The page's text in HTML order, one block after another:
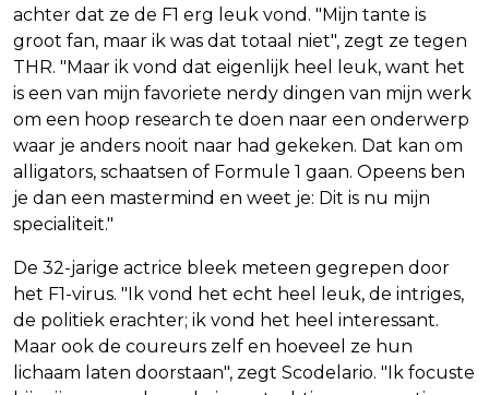
achter dat ze de F1 erg leuk vond. "Mijn tante is
groot fan, maar ik was dat totaal niet", zegt ze tegen
THR. "Maar ik vond dat eigenlijk heel leuk, want het
is een van mijn favoriete nerdy dingen van mijn werk
om een hoop research te doen naar een onderwerp
waar je anders nooit naar had gekeken. Dat kan om
alligators, schaatsen of Formule 1 gaan. Opeens ben
je dan een mastermind en weet je: Dit is nu mijn
specialiteit."
De 32-jarige actrice bleek meteen gegrepen door
het F1-virus. "Ik vond het echt heel leuk, de intriges,
de politiek erachter; ik vond het heel interessant.
Maar ook de coureurs zelf en hoeveel ze hun
lichaam laten doorstaan", zegt Scodelario. "Ik focuste